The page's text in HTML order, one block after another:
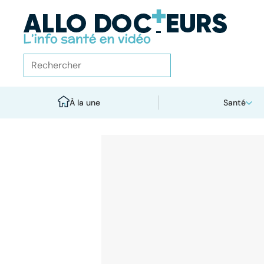
À la une Santé